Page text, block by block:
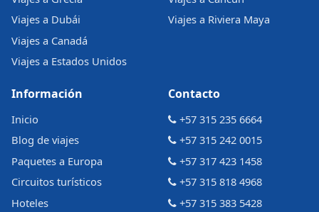
Viajes a Dubái
Viajes a Canadá
Viajes a Estados Unidos
Viajes a Riviera Maya
Información
Inicio
Blog de viajes
Paquetes a Europa
Circuitos turísticos
Hoteles
Contacto
+57 315 235 6664
+57 315 242 0015
+57 317 423 1458
+57 315 818 4968
+57 315 383 5428